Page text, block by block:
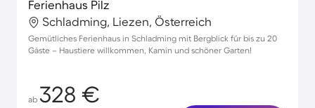
Ferienhaus Pilz
Schladming, Liezen, Österreich
Gemütliches Ferienhaus in Schladming mit Bergblick für bis zu 20
Gäste – Haustiere willkommen, Kamin und schöner Garten!
ab 328 €